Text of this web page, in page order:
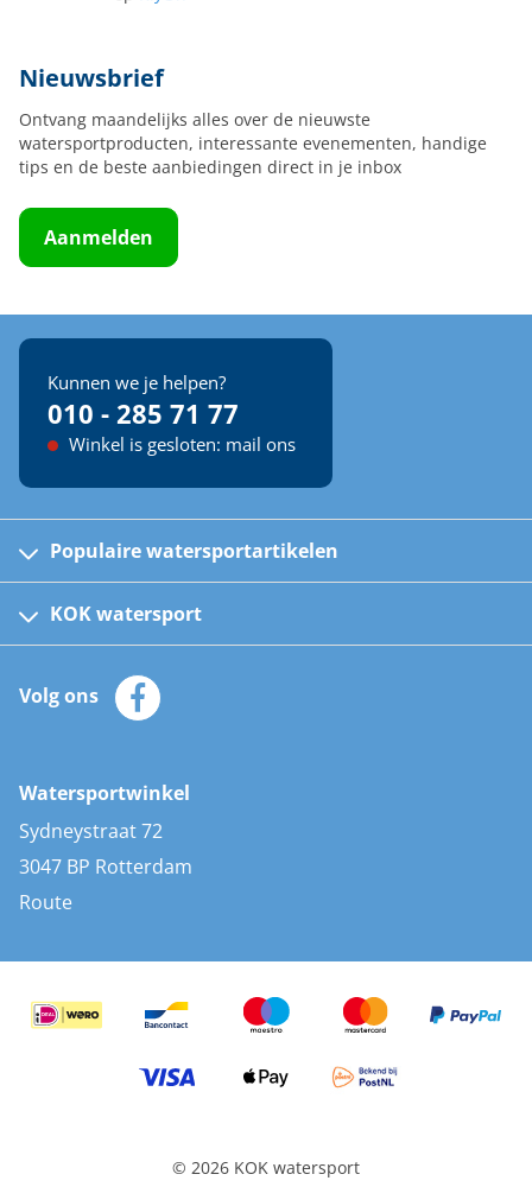
Nieuwsbrief
Ontvang maandelijks alles over de nieuwste
watersportproducten, interessante evenementen, handige
tips en de beste aanbiedingen direct in je inbox
Aanmelden
Kunnen we je helpen?
010 - 285 71 77
Winkel is gesloten: mail ons
Populaire watersportartikelen
Kinder reddingsvesten
Automatische reddingsvesten
Zeilkleding
Zonnepanelen
AIS transponders
Stootwillen en fenders
Bootkussens
Zwemtrappen
KOK watersport
Klantenservice
Merken
Volg ons
Watersportwinkel
Sydneystraat 72
3047 BP Rotterdam
Route
© 2026 KOK watersport